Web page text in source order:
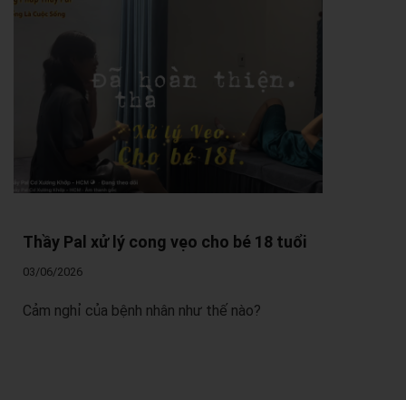
Thầy Pal xử lý cong vẹo cho bé 18 tuổi
03/06/2026
Cảm nghỉ của bệnh nhân như thế nào?